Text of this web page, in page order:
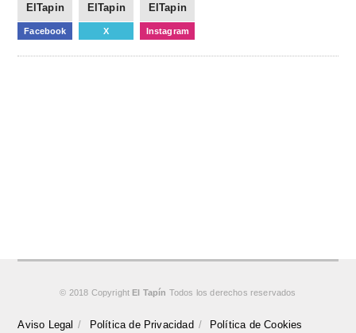
ElTapin
Facebook
ElTapin
X
ElTapin
Instagram
© 2018 Copyright El Tapín Todos los derechos reservados
Aviso Legal Política de Privacidad Política de Cookies